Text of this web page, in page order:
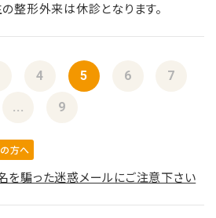
整形外来は休診となります。
4 5 6 7
... 9
方へ
を騙った迷惑メールにご注意下さい